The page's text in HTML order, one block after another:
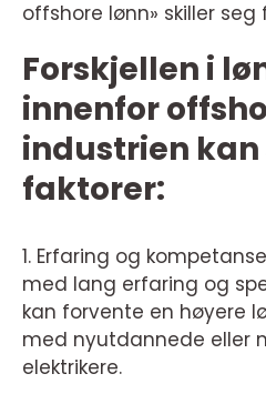
offshore lønn» skiller
Forskjellen i
innenfor
industrien
faktorer:
1. Erfaring og
med lang erfaring og
kan forvente en høyere
med nyutdannede eller
elektrikere.